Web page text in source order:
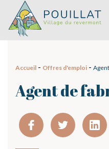
Panneau de gestion des cookies
Accueil - Offres d'emploi -
Agent de